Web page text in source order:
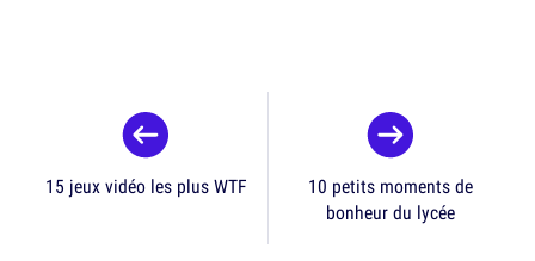
15 jeux vidéo les plus WTF
10 petits moments de
bonheur du lycée